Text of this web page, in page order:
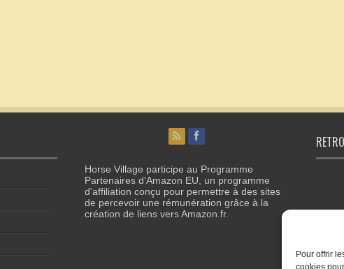
Pour offrir
cookies
Horse Village participe au Programme
Partenaires d'Amazon EU, un programme
d'affiliation conçu pour permettre à des sites
de percevoir une rémunération grâce à la
création de liens vers Amazon.fr.